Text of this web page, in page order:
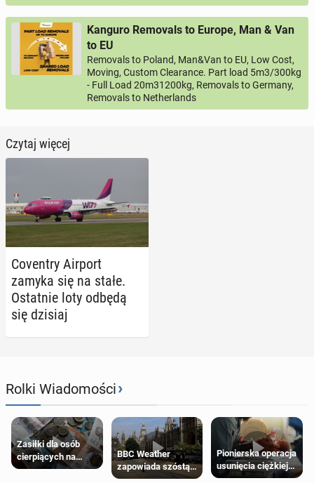
Kanguro Removals to Europe, Man & Van
to EU
Removals to Poland, Man&Van to EU, Low Cost,
Moving, Custom Clearance. Part load 5m3/300kg
- Full Load 20m31200kg, Removals to Germany,
Removals to Netherlands
Czytaj więcej
Co­ven­try Airport
zamyka się na stałe.
Ostat­nie loty odbędą
się dzisiaj
Rolki Wiadomości›
Zasiłki dla osób
cierpiących na
schorzenia
BBC Weather
zapowiada szóstą
falę upałów w
Pionierska operacja
usunięcia ciężkiej
wady wrodzonej